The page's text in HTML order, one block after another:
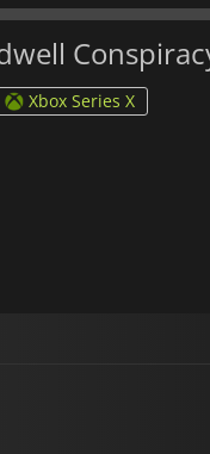
Xbox Series X